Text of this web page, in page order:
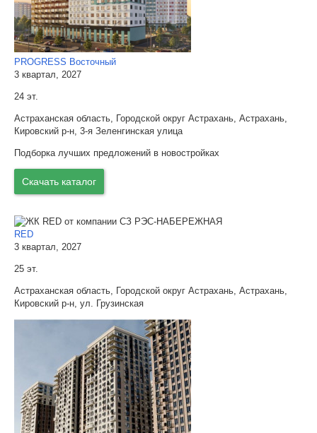
PROGRESS Восточный
3 квартал, 2027
24 эт.
Астраханская область, Городской округ Астрахань, Астрахань,
Кировский р-н, 3-я Зеленгинская улица
Подборка лучших предложений в новостройках
Скачать каталог
RED
3 квартал, 2027
25 эт.
Астраханская область, Городской округ Астрахань, Астрахань,
Кировский р-н, ул. Грузинская